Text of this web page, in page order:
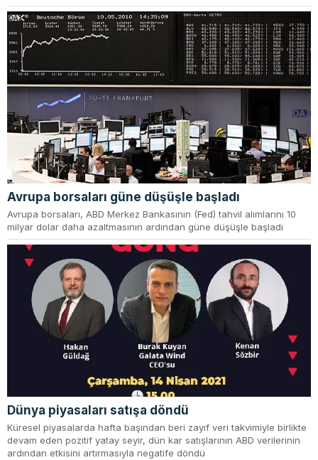
Avrupa borsaları güne düşüşle başladı
Avrupa borsaları, ABD Merkez Bankasının (Fed) tahvil alımlarını 10
milyar dolar daha azaltmasının ardından güne düşüşle başladı
Dünya piyasaları satışa döndü
Küresel piyasalarda hafta başından beri zayıf veri takvimiyle birlikte
devam eden pozitif yatay seyir, dün kar satışlarının ABD verilerinin
ardından etkisini artırmasıyla negatife döndü